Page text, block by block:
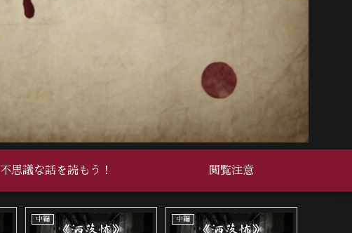
不思議な話を読もう！ 閲覧注意
中編 中編